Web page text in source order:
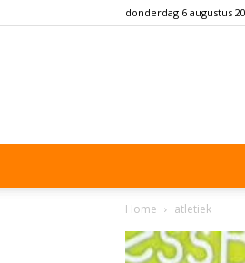
donderdag 6 augustus
Home atletiek